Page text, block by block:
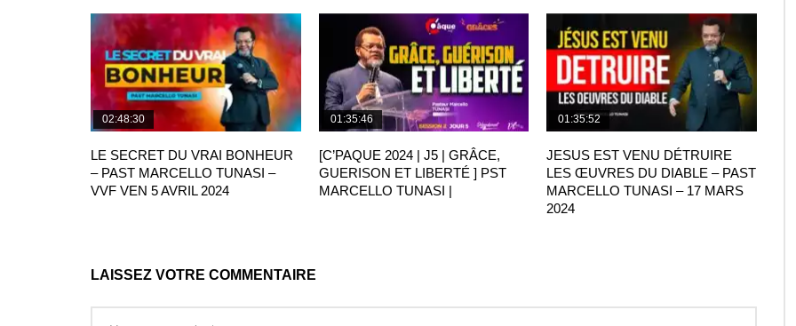
02:48:30
LE SECRET DU VRAI BONHEUR
– PAST MARCELLO TUNASI –
VVF VEN 5 AVRIL 2024
01:35:46
[C’PAQUE 2024 | J5 | GRÂCE,
GUERISON ET LIBERTÉ ] PST
MARCELLO TUNASI |
01:35:52
JESUS EST VENU DÉTRUIRE
LES ŒUVRES DU DIABLE – PAST
MARCELLO TUNASI – 17 MARS
2024
LAISSEZ VOTRE COMMENTAIRE